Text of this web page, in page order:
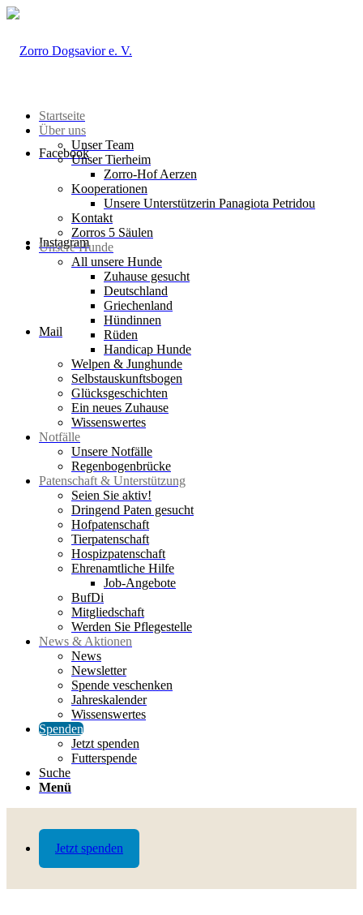
Jetzt spenden
Facebook
Instagram
Mail
Startseite
Über uns
Unser Team
Unser Tierheim
Zorro-Hof Aerzen
Kooperationen
Unsere Unterstützerin Panagiota Petridou
Kontakt
Zorros 5 Säulen
Unsere Hunde
All unsere Hunde
Zuhause gesucht
Deutschland
Griechenland
Hündinnen
Rüden
Handicap Hunde
Welpen & Junghunde
Selbstauskunftsbogen
Glücksgeschichten
Ein neues Zuhause
Wissenswertes
Notfälle
Unsere Notfälle
Regenbogenbrücke
Patenschaft & Unterstützung
Seien Sie aktiv!
Dringend Paten gesucht
Hofpatenschaft
Tierpatenschaft
Hospizpatenschaft
Ehrenamtliche Hilfe
Job-Angebote
BufDi
Mitgliedschaft
Werden Sie Pflegestelle
News & Aktionen
News
Newsletter
Spende veschenken
Jahreskalender
Wissenswertes
Spenden
Jetzt spenden
Futterspende
Suche
Menü